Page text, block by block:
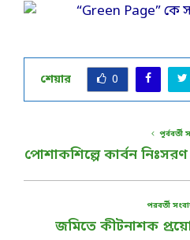
শেয়ার 0
পূর্ববর্তী
পোশাকশিল্পে কার্বন
পরবর্তী
জমিতে কীটনাশক